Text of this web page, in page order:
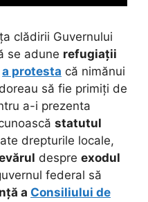
clădirii Guvernului
se adune refugiații
a protesta că nimănui
să fie primiți de
a-i prezenta
statutul
drepturile locale,
despre exodul
federal să
a Consiliului de